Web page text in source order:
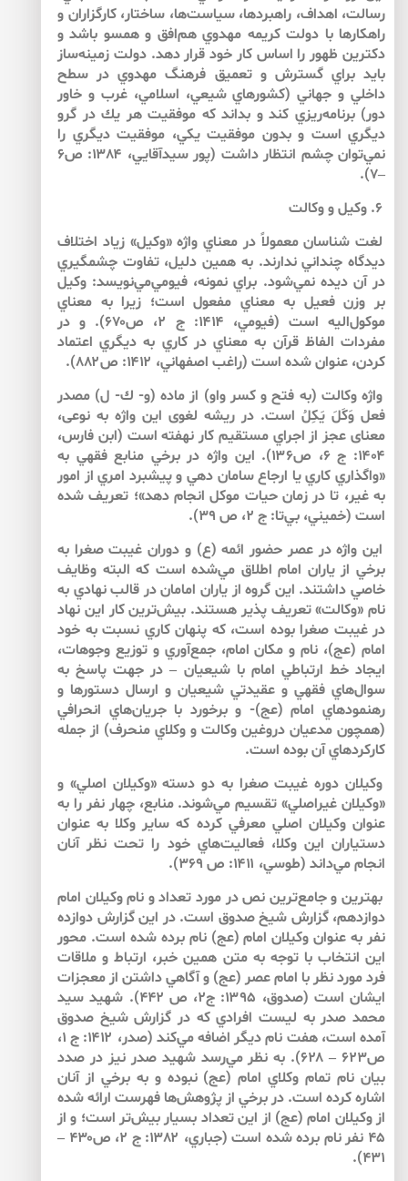
رسالت، اهداف، راهبردها، سياست‌ها، ساختار، كارگزاران و
راهكارها با دولت كريمه مهدوي هم‌افق و همسو باشد و
دكترين ظهور را اساس كار خود قرار دهد. دولت زمينه‌ساز
بايد براي گسترش و تعميق فرهنگ مهدوي در سطح
داخلي و جهاني (كشورهاي شيعي، اسلامي، غرب و خاور
دور) برنامه‌ريزي كند و بداند كه موفقيت هر يك در گرو
ديگري است و بدون موفقيت يكي، موفقيت ديگري را
نمي‌توان چشم انتظار داشت (پور سيدآقايي، ۱۳۸۴: ص۶
–۷).
۶. وكيل و وكالت
لغت شناسان معمولاً در معناي واژه «وكيل» زياد اختلاف
ديدگاه چنداني ندارند. به همين دليل، تفاوت چشمگيري
در آن ديده نمي‌شود. براي نمونه، فيومي‌مي‌نويسد: وكيل
بر وزن فعيل به معناي مفعول است؛ زيرا به معناي
موكول‌اليه است (فيومي، ۱۴۱۴: ج ۲، ص۶۷۰). و در
مفردات الفاظ قرآن به معناي در كاري به ديگري اعتماد
كردن، عنوان شده است (راغب اصفهاني، ۱۴۱۲: ص۸۸۲).
واژه وكالت (به فتح و كسر واو) از ماده (و- ك- ل) مصدر
فعل وَكَلَ يَكِلُ است. در ريشه لغوى اين واژه به نوعى،
معناى عجز از اجراي مستقيم كار نهفته است (ابن فارس،
۱۴۰۴: ج ۶، ص۱۳۶). اين واژه در برخي منابع فقهي به
«واگذاري كاري يا ارجاع سامان دهي و پيشبرد امري از امور
به غير، تا در زمان حيات موكل انجام دهد»؛ تعريف شده
است (خميني، بي‌تا: ج ۲، ص ۳۹).
اين واژه در عصر حضور ائمه (ع) و دوران غيبت صغرا به
برخي از ياران امام اطلاق مي‌شده است كه البته وظايف
خاصي داشتند. اين گروه از ياران امامان در قالب نهادي به
نام «وكالت» تعريف پذير هستند. بيش‌ترين كار اين نهاد
در غيبت صغرا بوده است، كه پنهان كاري نسبت به خود
امام (عج)، نام و مكان امام، جمع‌آوري و توزيع وجوهات،
ايجاد خط ارتباطي امام با شيعيان – در جهت پاسخ به
سوال‌هاي فقهي و عقيدتي شيعيان و ارسال دستورها و
رهنمودهاي امام (عج)- و برخورد با جريان‌هاي انحرافي
(همچون مدعيان دروغين وكالت و وكلاي منحرف) از جمله
كاركردهاي آن بوده است.
وكيلان دوره غيبت صغرا به دو دسته «وكيلان اصلي» و
«وكيلان غيراصلي» تقسيم مي‌شوند. منابع، چهار نفر را به
عنوان وكيلان اصلي معرفي كرده كه ساير وكلا به عنوان
دستياران اين وكلا، فعاليت‌هاي خود را تحت نظر آنان
انجام مي‌داند (طوسي، ۱۴۱۱: ص ۳۶۹).
بهترين و جامع‌‌ترين نص در مورد تعداد و نام وكيلان امام
دوازدهم، گزارش شيخ صدوق است. در اين گزارش دوازده
نفر به عنوان وكيلان امام (عج) نام برده شده است. محور
اين انتخاب با توجه به متن همين خبر، ارتباط و ملاقات
فرد مورد نظر با امام عصر (عج) و آگاهي داشتن از معجزات
ايشان است (صدوق، ۱۳۹۵: ج۲، ص ۴۴۲). شهيد سيد
محمد صدر به ليست افرادي كه در گزارش شيخ صدوق
آمده است، هفت نام ديگر اضافه مي‌‌كند (صدر، ۱۴۱۲: ج ۱،
ص۶۲۳ – ۶۲۸). به نظر مي‌‌رسد شهيد صدر نيز در صدد
بيان نام تمام وكلاي امام (عج) نبوده و به برخي از آنان
اشاره كرده است. در برخي از پژوهش‌ها‌‌ فهرست ارائه شده
از وكيلان امام (عج) از اين تعداد بسيار بيش‌تر است؛ و از
۴۵ نفر نام برده شده است (جباري، ۱۳۸۲: ج ۲، ص۴۳۰ –
۴۳۱).